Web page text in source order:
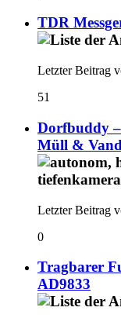
TDR
Letzter Beitrag
51
Dorfbuddy
Müll &
Letzter Beitrag
0
Tragbarer
AD9833